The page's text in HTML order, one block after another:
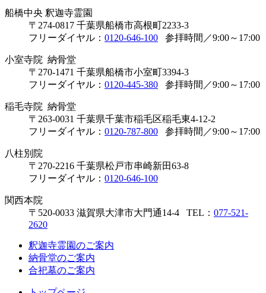
船橋中央 釈迦寺霊園
〒274-0817 千葉県船橋市高根町2233-3
フリーダイヤル： 0120-646-100 参拝時間／9:00～17:00
小室寺院 納骨堂
〒270-1471 千葉県船橋市小室町3394-3
フリーダイヤル： 0120-445-380 参拝時間／9:00～17:00
稲毛寺院 納骨堂
〒263-0031 千葉県千葉市稲毛区稲毛東4-12-2
フリーダイヤル： 0120-787-800 参拝時間／9:00～17:00
八柱別院
〒270-2216 千葉県松戸市串崎新田63-8
フリーダイヤル： 0120-646-100
関西本院
〒520-0033 滋賀県大津市大門通14-4
TEL： 077-521-
2620
釈迦寺霊園のご案内
納骨堂のご案内
合祀墓のご案内